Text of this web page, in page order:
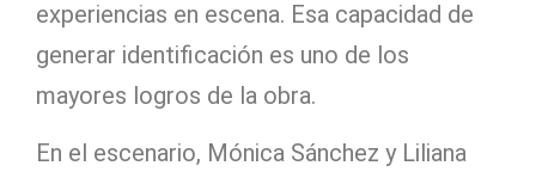
experiencias en escena. Esa capacidad de
generar identificación es uno de los
mayores logros de la obra.
En el escenario, Mónica Sánchez y Liliana